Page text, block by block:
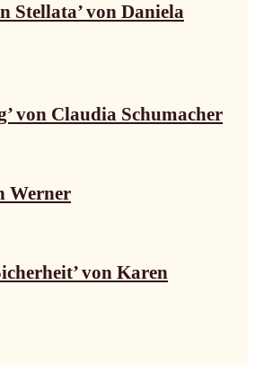
Stellata’ von Daniela
von Claudia Schumacher
Werner
von Karen